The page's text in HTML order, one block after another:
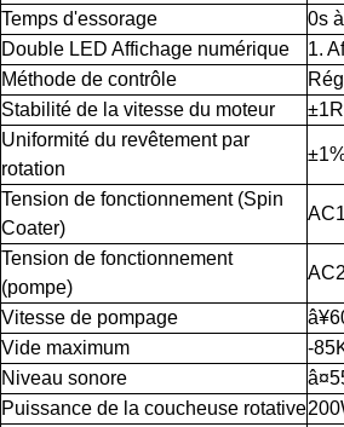
Temps d'essorage
0s
Double LED Affichage numérique 1.
Méthode de contrôle
Stabilité de la vitesse du moteur
Uniformité du revêtement par
rotation
Tension de fonctionnement (Spin
Coater)
Tension de fonctionnement
(pompe)
Vitesse de pompage
Vide maximum
-
Niveau sonore
Puissance de la coucheuse rotative